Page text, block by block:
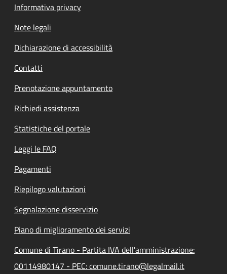
Informativa privacy
Note legali
Dichiarazione di accessibilità
Contatti
Prenotazione appuntamento
Richiedi assistenza
Statistiche del portale
Leggi le FAQ
Pagamenti
Riepilogo valutazioni
Segnalazione disservizio
Piano di miglioramento dei servizi
Comune di Tirano - Partita IVA dell'amministrazione:
00114980147 - PEC: comune.tirano@legalmail.it